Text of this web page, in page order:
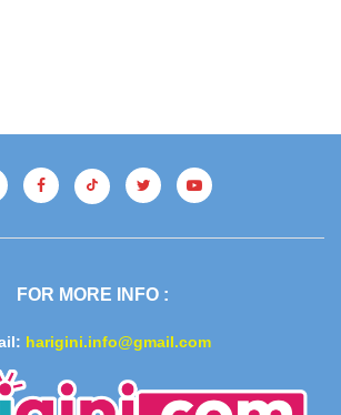
FOR MORE INFO :
harigini.info@gmail.com